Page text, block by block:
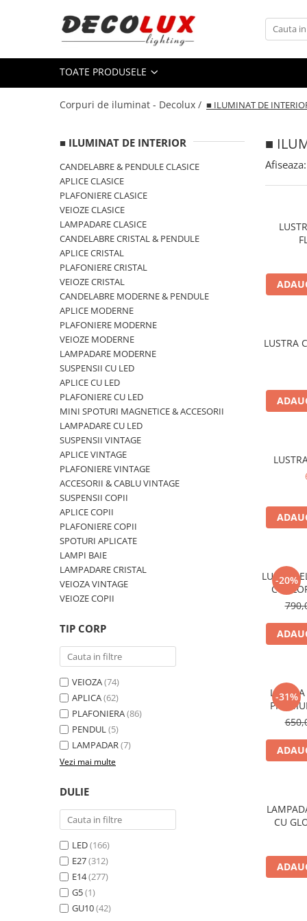
Toate Produsele
■ ILUMINAT DE INTERIOR
CANDELABRE & PENDULE CLASICE
APLICE CLASICE
LAMPADARE CLASICE
CANDELABRE CRISTAL & PENDULE
APLICE CRISTAL
PLAFONIERE CRISTAL
VEIOZE CRISTAL
CANDELABRE MODERNE &
APLICE MODERNE
PLAFONIERE MODERNE
VEIOZE MODERNE
LAMPADARE MODERNE
SUSPENSII CU LED
APLICE CU LED
PLAFONIERE CU LED
MINI SPOTURI MAGNETICE &
LAMPADARE CU LED
SUSPENSII VINTAGE
APLICE VINTAGE
PLAFONIERE VINTAGE
ACCESORII & CABLU VINTAGE
APLICE COPII
PLAFONIERE COPII
SPOTURI APLICATE
LAMPI BAIE
LAMPADARE CRISTAL
VEIOZA VINTAGE
VEIOZE COPII
APLICE EXTERIOR
PLAFONIERE & PENDULE DE
STALPI EXTERIOR
LAMPADARE & PENDULE DE
LAMPI PAVAJ & PISCINE
TOATE PRODUSELE
Corpuri de iluminat - Decolux / ■ ILUMINAT DE
■
■ ILUMINAT DE INTERIOR
CANDELABRE & PENDULE CLASICE
APLICE CLASICE
PLAFONIERE CLASICE
VEIOZE CLASICE
LAMPADARE CLASICE
CANDELABRE CRISTAL & PENDULE
APLICE CRISTAL
PLAFONIERE CRISTAL
VEIOZE CRISTAL
CANDELABRE MODERNE & PENDULE
APLICE MODERNE
PLAFONIERE MODERNE
VEIOZE MODERNE
LAMPADARE MODERNE
SUSPENSII CU LED
APLICE CU LED
PLAFONIERE CU LED
MINI SPOTURI MAGNETICE & ACCESORII
LAMPADARE CU LED
SUSPENSII VINTAGE
APLICE VINTAGE
PLAFONIERE VINTAGE
ACCESORII & CABLU VINTAGE
SUSPENSII COPII
APLICE COPII
PLAFONIERE COPII
SPOTURI APLICATE
LAMPI BAIE
LAMPADARE CRISTAL
VEIOZA VINTAGE
VEIOZE COPII
TIP CORP
VEIOZA(74)
APLICA(62)
PLAFONIERA(86)
PENDUL(5)
LAMPADAR(7)
Vezi mai multe
DULIE
LED(166)
E27(312)
E14(277)
G5(1)
GU10(42)
Afiseaza:
LUSTRA
-20%
LUSTRA
CU
-31%
CU